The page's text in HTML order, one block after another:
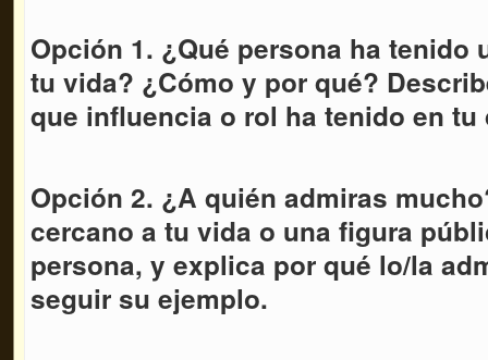
Opción 1. ¿Qué persona ha tenido
tu vida? ¿Cómo y por qué?
que influencia o rol ha tenido en
Opción 2. ¿A quién admiras
cercano a tu vida o una figura
persona, y explica por qué lo/la
seguir su ejemplo.